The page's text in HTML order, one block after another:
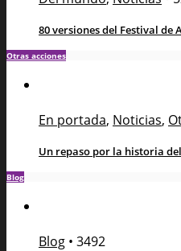
80 versiones del Festival de
Otras acciones
En portada, Noticias,
Un repaso por la historia
Blog
Blog • 3492